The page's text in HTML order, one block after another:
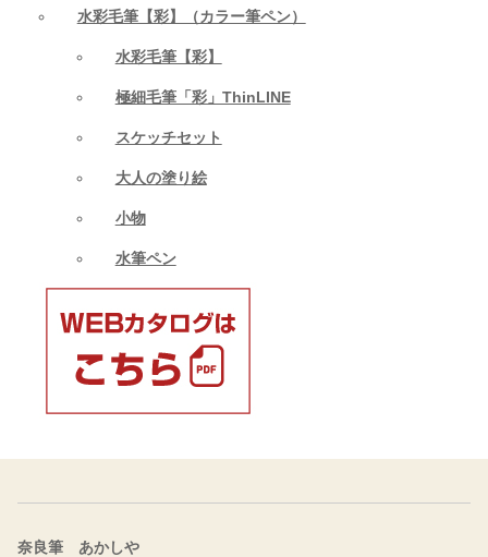
水彩毛筆【彩】（カラー筆ペン）
水彩毛筆【彩】
極細毛筆「彩」ThinLINE
スケッチセット
大人の塗り絵
小物
水筆ペン
奈良筆 あかしや